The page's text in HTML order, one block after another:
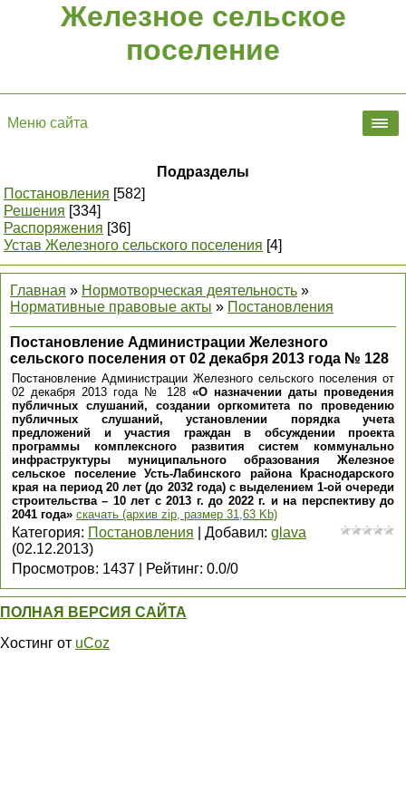
Железное сельское
поселение
Меню сайта
Подразделы
Постановления [582]
Решения [334]
Распоряжения [36]
Устав Железного сельского поселения [4]
Главная » Нормотворческая деятельность »
Нормативные правовые акты » Постановления
Постановление Администрации Железного
сельского поселения от 02 декабря 2013 года № 128
Постановление Администрации Железного сельского поселения от
02 декабря 2013 года № 128 «О назначении даты проведения
публичных слушаний, создании оргкомитета по проведению
публичных слушаний, установлении порядка учета
предложений и участия граждан в обсуждении проекта
программы комплексного развития систем коммунально
инфраструктуры муниципального образования Железное
сельское поселение Усть-Лабинского района Краснодарского
края на период 20 лет (до 2032 года) с выделением 1-ой очереди
строительства – 10 лет с 2013 г. до 2022 г. и на перспективу до
2041 года» скачать (архив zip, размер 31,63 Kb)
Категория: Постановления Добавил: glava
(02.12.2013)
Просмотров: 1437 Рейтинг: 0.0/0
ПОЛНАЯ ВЕРСИЯ САЙТА
Хостинг от uCoz